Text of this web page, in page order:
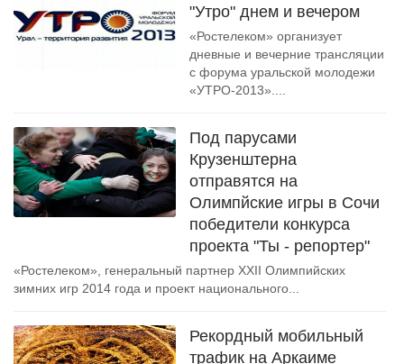
"Утро" днем и вечером
«Ростелеком» организует
дневные и вечерние трансляции
с форума уральской молодежи
«УТРО-2013»....
Под парусами
Крузенштерна
отправятся на
Олимпйские игры в Сочи
победители конкурса
проекта "Ты - репортер"
«Ростелеком», генеральный партнер XXII Олимпийских
зимних игр 2014 года и проект национального...
Рекордный мобильный
трафик на Аркаиме